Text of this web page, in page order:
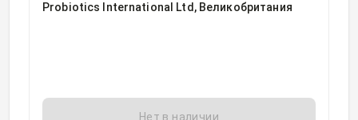
Probiotics International Ltd, Великобритания
Нет в наличии